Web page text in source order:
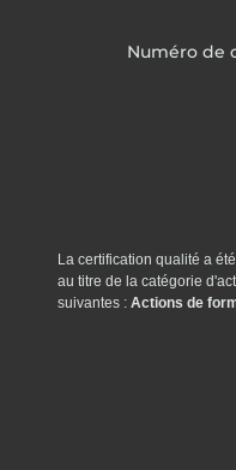
Numéro de
La certification qualité a
au titre de la catégorie
suivantes : Actions de